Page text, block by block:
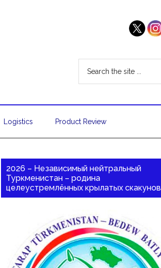
Logistics Product Review
2026 – Независимый нейтральный
Туркменистан – родина
целеустремлённых крылатых скакунов